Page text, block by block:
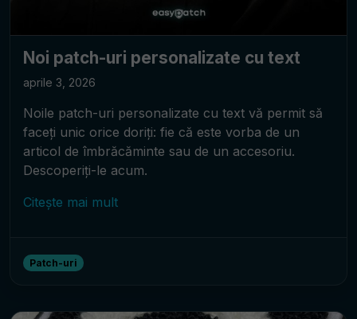
Noi patch-uri personalizate cu text
aprile 3, 2026
Noile patch-uri personalizate cu text vă permit să
faceți unic orice doriți: fie că este vorba de un
articol de îmbrăcăminte sau de un accesoriu.
Descoperiți-le acum.
Citește mai mult
Patch-uri